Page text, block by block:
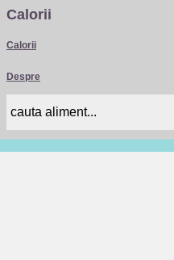
Calorii
Calorii
Despre